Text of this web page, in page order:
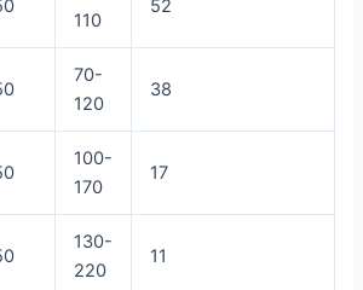
110
52
70-
120
38
100-
170
17
130-
220
11